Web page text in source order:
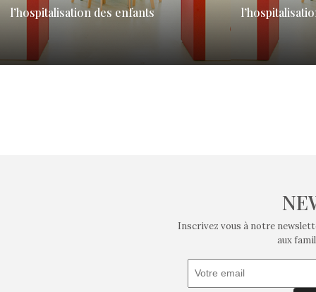
l’hospitalisation des enfants
sont des moments difficiles à gérer pour les
enfants à qui cela…
sont des
enfants à qui
Inscrivez vous à notre
aux